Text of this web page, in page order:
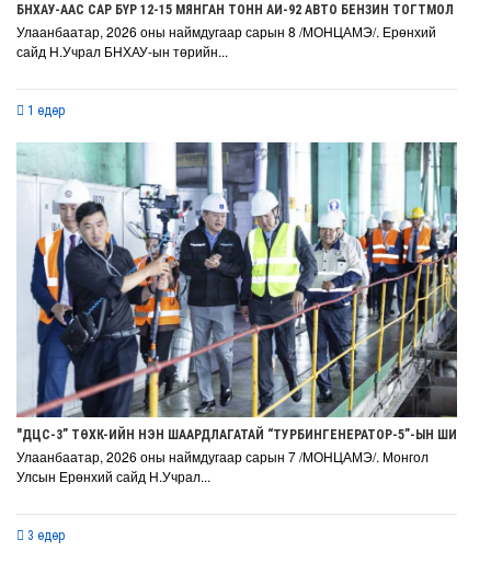
БНХАУ-ААС САР БҮР 12-15 МЯНГАН ТОНН АИ-92 АВТО БЕНЗИН ТОГТМОЛ
Улаанбаатар, 2026 оны наймдугаар сарын 8 /МОНЦАМЭ/. Ерөнхий
сайд Н.Учрал БНХАУ-ын төрийн...
1 өдөр
"ДЦС-3” ТӨХК-ИЙН НЭН ШААРДЛАГАТАЙ “ТУРБИНГЕНЕРАТОР-5”-ЫН
Улаанбаатар, 2026 оны наймдугаар сарын 7 /МОНЦАМЭ/. Монгол
Улсын Ерөнхий сайд Н.Учрал...
3 өдөр